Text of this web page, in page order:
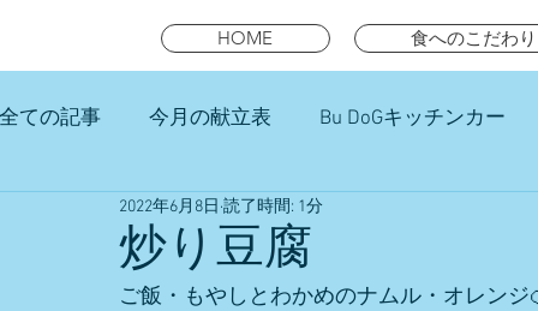
HOME 食へのこだわり
全ての記事 今月の献立表 Bu DoGキッチンカー
未就園児スマイルキッズランチ
炒り豆腐
2022年6月8日 読了時間: 1分
ご飯・もやしとわかめのナムル・オレンジ